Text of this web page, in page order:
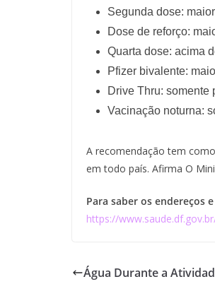
Segunda dose:
Dose de reforço:
Quarta dose: acima
Pfizer bivalente:
Drive Thru: somente
Vacinação noturna:
A recomendação tem
em todo país. Afirma O
Para saber os endereços
https://
Água Durante a